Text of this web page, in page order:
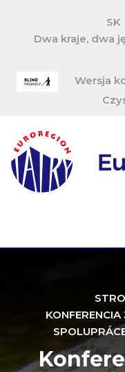
SK
Dwa kraje, dwa
Wersja